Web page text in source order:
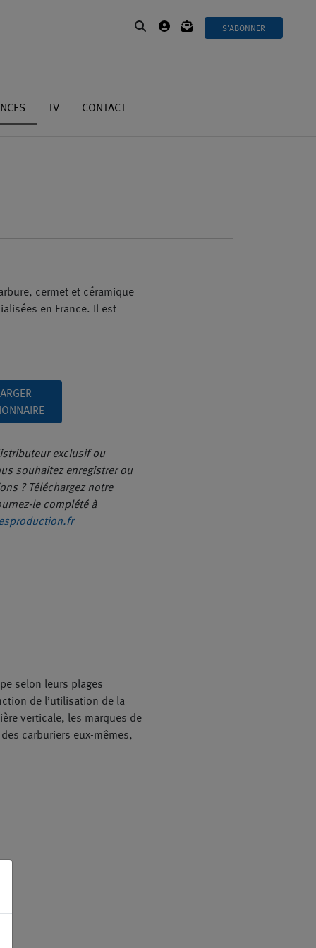
S'ABONNER
TV CONTACT
cermet et céramique
en France. Il est
exclusif ou
souhaitez enregistrer ou
? Téléchargez notre
le complété à
selon leurs plages
de l’utilisation de la
verticale, les marques de
carburiers eux-mêmes,